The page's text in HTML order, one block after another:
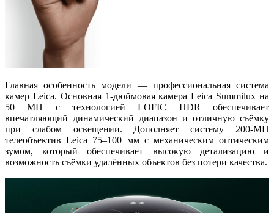
Главная особенность модели — профессиональная система
камер Leica. Основная 1-дюймовая камера Leica Summilux на
50 МП с технологиейLOFIC HDR обеспечивает
впечатляющий динамический диапазон и отличную съёмку
при слабом освещении. Дополняет систему 200-МП
телеобъектив Leica 75–100 ммс механическим оптическим
зумом, который обеспечивает высокую детализацию и
возможность съёмки удалённых объектов без потери качества.